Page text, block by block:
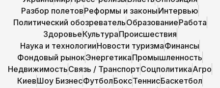
Разбор полетовРеформы и законыИнтервью
Политический обозревательОбразованиеРабота
ЗдоровьеКультураПроисшествия
Наука и технологииНовости туризмаФинансы
Фондовый рынокЭнергетикаПромышленность
НедвижимостьСвязь / ТранспортСоцполитикаАгро
КиевШоу БизнесФутболБоксТеннисБаскетбол